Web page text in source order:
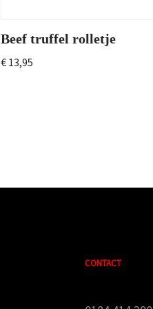
Beef truffel rolletje
€ 13,95
CONTACT